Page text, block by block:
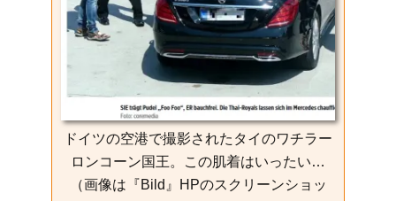
ドイツの空港で撮影されたタイのワチラー
ロンコーン国王。この肌着はいったい…
（画像は『Bild』HPのスクリーンショッ